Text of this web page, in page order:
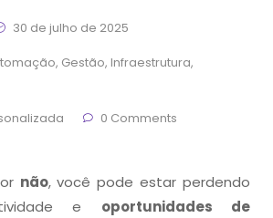
30 de julho de 2025
, Gestão, Infraestrutura,
0 Comments
não, você pode estar perdendo
e oportunidades de